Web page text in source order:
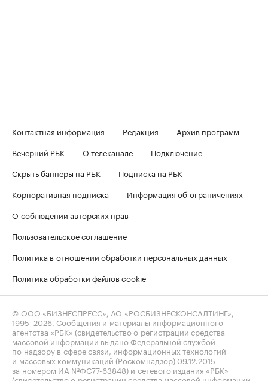
Контактная информация Редакция
Архив программ
Вечерний РБК
О телеканале
Подключение
Скрыть баннеры на РБК
Подписка на РБК
Корпоративная подписка
Информация об ограничениях
О соблюдении авторских прав
Пользовательское соглашение
Политика в отношении обработки персональных данных
Политика обработки файлов cookie
© ООО «БИЗНЕСПРЕСС», АО «РОСБИЗНЕСКОНСАЛТИНГ»,
1995–2026 . Сообщения и материалы информационного
агентства «РБК» (свидетельство о регистрации средства
массовой информации выдано Федеральной службой
по надзору в сфере связи, информационных технологий
и массовых коммуникаций (Роскомнадзор) 09.12.2015
за номером ИА №ФС77-63848) и сетевого издания «РБК»